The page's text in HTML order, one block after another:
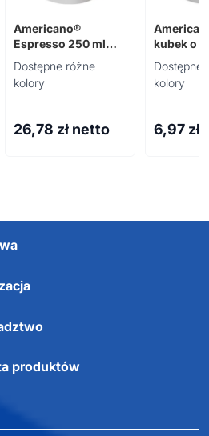
Americano®
Espresso 250 ml
tumbler with spill-
proof lid
Dostępne różne
kolory
26,78 zł netto
kubek o
100 ml
Dostępne
kolory
6,97 zł
produktów